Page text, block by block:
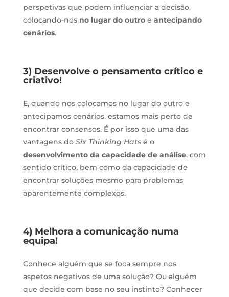
perspetivas que podem influenciar a decisão,
colocando-nos no lugar do outroe antecipando
cenários.
3) Desenvolve o pensamento crítico e
criativo!
E, quando nos colocamos no lugar do outro e
antecipamos cenários, estamos mais perto de
encontrar consensos. É por isso que uma das
vantagens do Six Thinking Hatsé o
desenvolvimento da capacidade de análise, com
sentido crítico, bem como da capacidade de
encontrar soluções mesmo para problemas
aparentemente complexos.
4) Melhora a comunicação numa
equipa!
Conhece alguém que se foca sempre nos
aspetos negativos de uma solução? Ou alguém
que decide com base no seu instinto? Conhecer